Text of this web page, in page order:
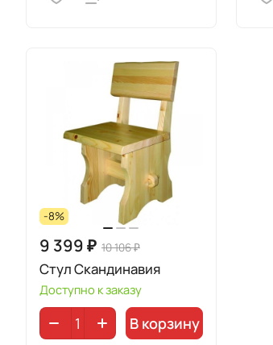
-8%
9 399 ₽ 10 106 ₽
Стул Скандинавия
Доступно к заказу
В корзину